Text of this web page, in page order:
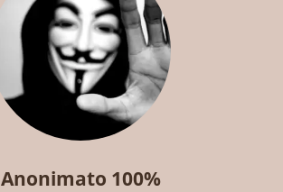
Anonimato 100%